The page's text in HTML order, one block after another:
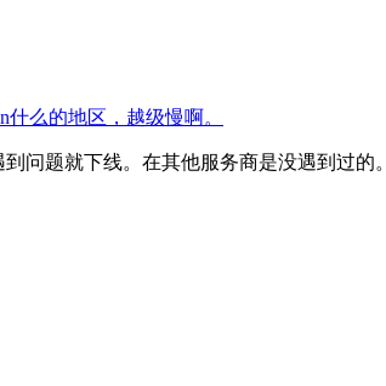
么的地区，越级慢啊。
问题就下线。在其他服务商是没遇到过的。